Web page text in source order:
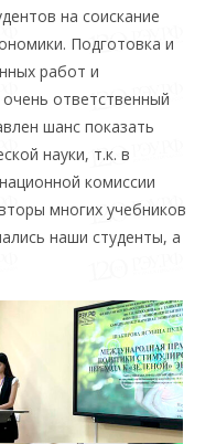
на соискание
Подготовка и
работ и
ответственный
шанс показать
науки, т.к. в
комиссии
многих учебников
наши студенты, а